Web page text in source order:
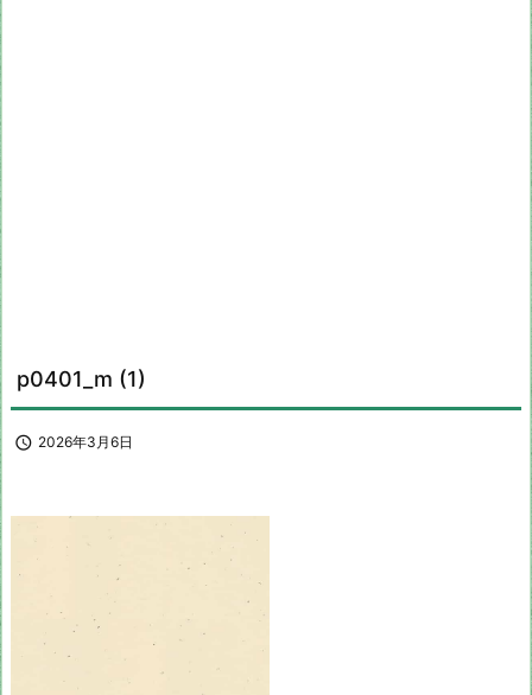
p0401_m (1)
 2026年3月6日